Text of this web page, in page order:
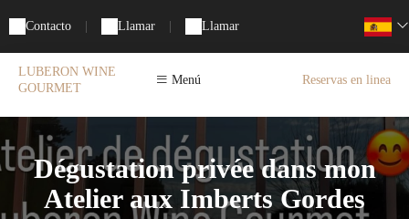
Contacto Llamar Llamar
LUBERON WINE
GOURMET
Menú Reservas en linea
Dégustation privée dans mon
Atelier aux Imberts Gordes